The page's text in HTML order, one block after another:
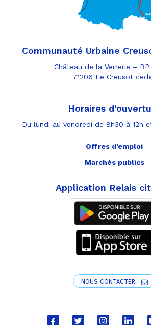
Communauté Urbaine
Château de la Verrerie –
71206 Le Creusot
Horaires
Du lundi au vendredi de 8h30 à 12h
Offres d’emploi
Marchés publics
Application Relais
NOUS CONTACTER